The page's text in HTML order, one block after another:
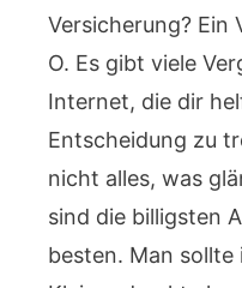
Versicherung? Ein
O. Es gibt viele
Internet, die dir
Entscheidung zu
nicht alles, was
sind die billigsten
besten. Man sollte